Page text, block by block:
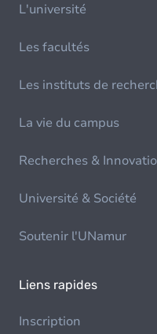
L'université
Les facultés
Les instituts de
La vie du campus
Recherches &
Université & Société
Soutenir l'UNamur
Liens rapides
Inscription